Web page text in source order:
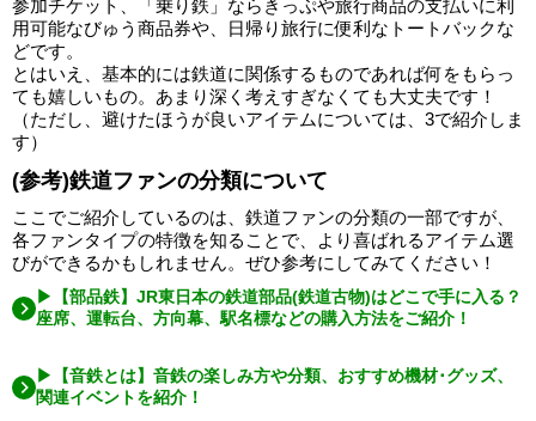
参加チケット、「乗り鉄」ならきっぷや旅行商品の支払いに利
用可能なびゅう商品券や、日帰り旅行に便利なトートバックな
どです。
とはいえ、基本的には鉄道に関係するものであれば何をもらっ
ても嬉しいもの。あまり深く考えすぎなくても大丈夫です！
（ただし、避けたほうが良いアイテムについては、3で紹介しま
す）
(参考)鉄道ファンの分類について
ここでご紹介しているのは、鉄道ファンの分類の一部ですが、
各ファンタイプの特徴を知ることで、より喜ばれるアイテム選
びができるかもしれません。ぜひ参考にしてみてください！
▶【部品鉄】JR東日本の鉄道部品(鉄道古物)はどこで手に入る？
座席、運転台、方向幕、駅名標などの購入方法をご紹介！
▶【音鉄とは】音鉄の楽しみ方や分類、おすすめ機材･グッズ、
関連イベントを紹介！